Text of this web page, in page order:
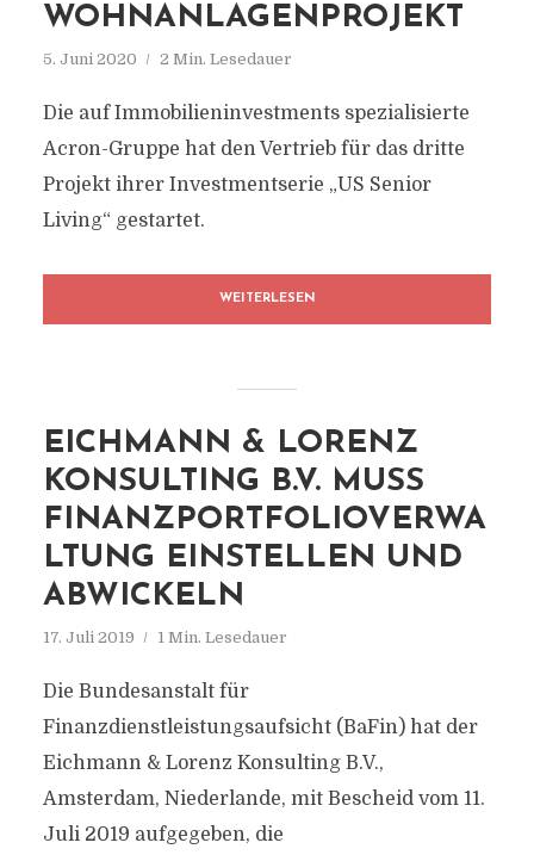
WOHNANLAGENPROJEKT
5. Juni 2020 2 Min. Lesedauer
Die auf Immobilieninvestments spezialisierte
Acron-Gruppe hat den Vertrieb für das dritte
Projekt ihrer Investmentserie „US Senior
Living“ gestartet.
WEITERLESEN
EICHMANN & LORENZ
KONSULTING B.V. MUSS
FINANZPORTFOLIOVERWA
LTUNG EINSTELLEN UND
ABWICKELN
17. Juli 2019 1 Min. Lesedauer
Die Bundesanstalt für
Finanzdienstleistungsaufsicht (BaFin) hat der
Eichmann & Lorenz Konsulting B.V.,
Amsterdam, Niederlande, mit Bescheid vom 11.
Juli 2019 aufgegeben, die